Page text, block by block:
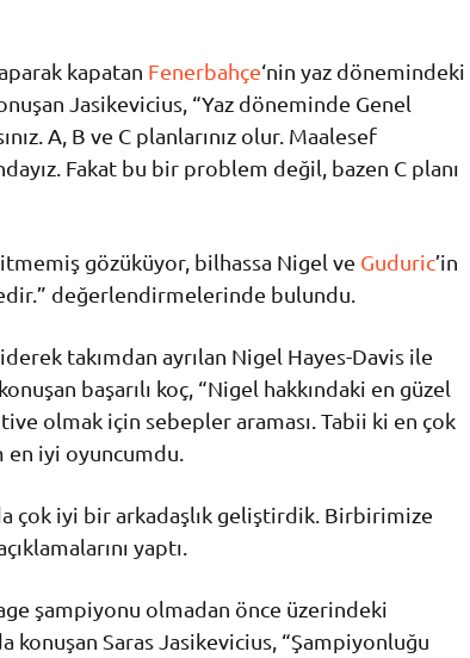
kapatan Fenerbahçe‘nin yaz dönemindeki
Jasikevicius, “Yaz döneminde Genel
A, B ve C planlarınız olur. Maalesef
Fakat bu bir problem değil, bazen C planı
gözüküyor, bilhassa Nigel ve Guduric’in
değerlendirmelerinde bulundu.
takımdan ayrılan Nigel Hayes-Davis ile
başarılı koç, “Nigel hakkındaki en güzel
olmak için sebepler araması. Tabii ki en çok
en iyi oyuncumdu.
çok iyi bir arkadaşlık geliştirdik. Birbirimize
yaptı.
şampiyonu olmadan önce üzerindeki
konuşan Saras Jasikevicius, “Şampiyonluğu